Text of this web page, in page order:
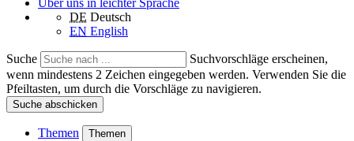
Über uns in leichter Sprache
DE Deutsch
EN English
Suche
Suchvorschläge erscheinen,
wenn mindestens 2 Zeichen eingegeben werden. Verwenden Sie die
Pfeiltasten, um durch die Vorschläge zu navigieren.
Suche abschicken
Themen
Themen